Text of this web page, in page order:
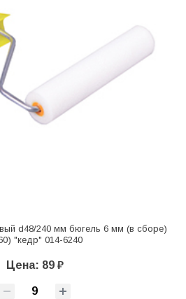
d48/240 мм бюгель 6 мм (в сборе)
"кедр" 014-6240
Цена: 89 ₽